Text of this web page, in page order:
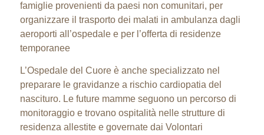
famiglie provenienti da paesi non comunitari, per
organizzare il trasporto dei malati in ambulanza dagli
aeroporti all’ospedale e per l’offerta di residenze
temporanee
L’Ospedale del Cuore è anche specializzato nel
preparare le gravidanze a rischio cardiopatia del
nascituro. Le future mamme seguono un percorso di
monitoraggio e trovano ospitalità nelle strutture di
residenza allestite e governate dai Volontari